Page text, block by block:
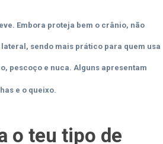
Embora proteja bem o crânio, não
sendo mais prático para quem usa
pescoço e nuca. Alguns apresentam
e o queixo.
o teu tipo de